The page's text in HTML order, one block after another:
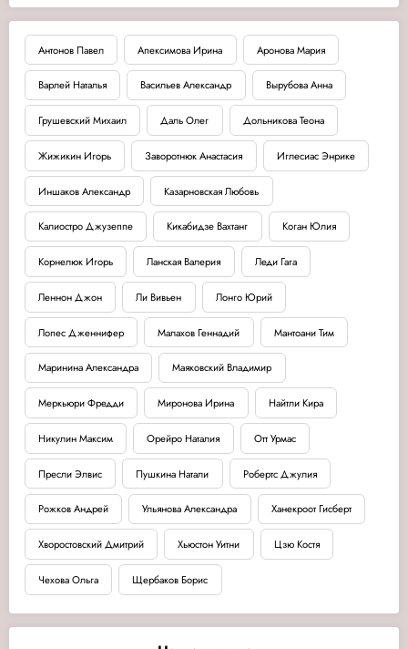
Антонов Павел Апексимова Ирина Аронова Мария
Варлей Наталья Васильев Александр Вырубова Анна
Грушевский Михаил Даль Олег Дольникова Теона
Жижикин Игорь Заворотнюк Анастасия Иглесиас Энрике
Иншаков Александр Казарновская Любовь
Калиостро Джузеппе Кикабидзе Вахтанг Коган Юлия
Корнелюк Игорь Ланская Валерия Леди Гага
Леннон Джон Ли Вивьен Лонго Юрий
Лопес Дженнифер Малахов Геннадий Мантоани Тим
Маринина Александра Маяковский Владимир
Меркьюри Фредди Миронова Ирина Найтли Кира
Никулин Максим Орейро Наталия Отт Урмас
Пресли Элвис Пушкина Натали Робертс Джулия
Рожков Андрей Ульянова Александра Ханекроот Гисберт
Хворостовский Дмитрий Хьюстон Уитни Цзю Костя
Чехова Ольга Щербаков Борис